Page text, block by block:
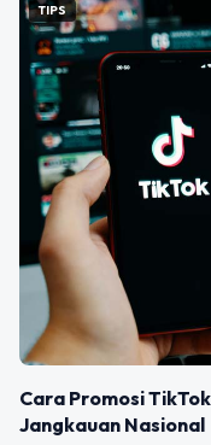
TIPS
Cara Promosi
Jangkauan Nasional